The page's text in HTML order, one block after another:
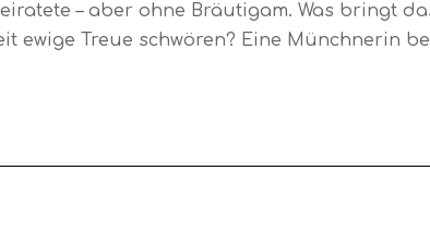
– aber ohne Bräutigam. Was bringt
ewige Treue schwören? Eine Münchnerin